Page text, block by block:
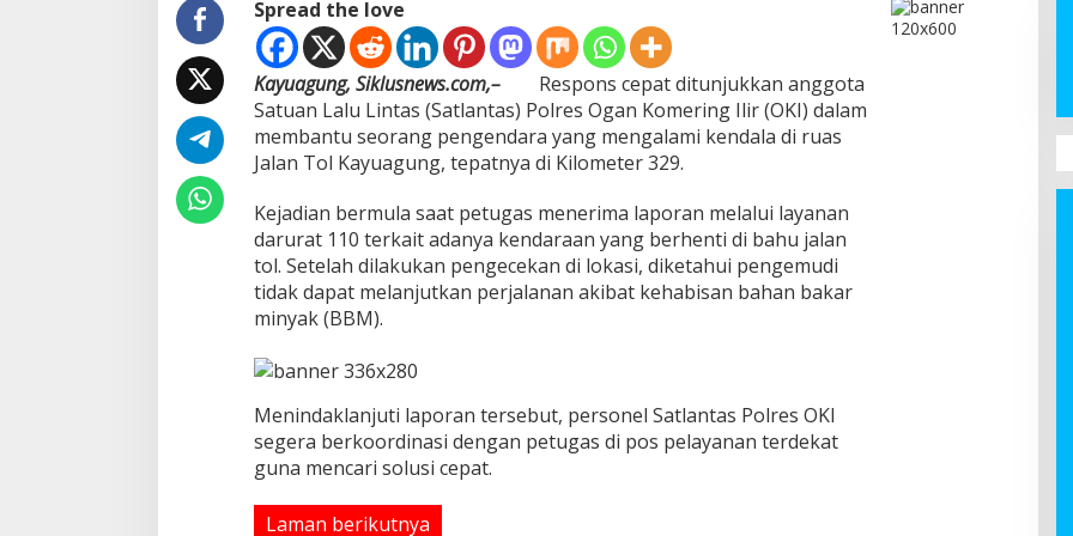
d
i
J
a
l
a
n
T
Spread the love
Kayuagung, Siklusnews.com,–
Respons cepat ditunjukkan anggota
Satuan Lalu Lintas (Satlantas) Polres Ogan Komering Ilir (OKI) dalam
membantu seorang pengendara yang mengalami kendala di ruas
Jalan Tol Kayuagung, tepatnya di Kilometer 329.
Kejadian bermula saat petugas menerima laporan melalui layanan
darurat 110 terkait adanya kendaraan yang berhenti di bahu jalan
tol. Setelah dilakukan pengecekan di lokasi, diketahui pengemudi
tidak dapat melanjutkan perjalanan akibat kehabisan bahan bakar
minyak (BBM).
Menindaklanjuti laporan tersebut, personel Satlantas Polres OKI
segera berkoordinasi dengan petugas di pos pelayanan terdekat
guna mencari solusi cepat.
Laman berikutnya